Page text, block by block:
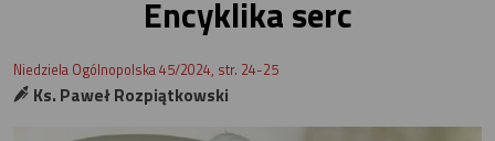
Encyklika serc
Niedziela Ogólnopolska 45/2024, str. 24-25
Ks. Paweł Rozpiątkowski